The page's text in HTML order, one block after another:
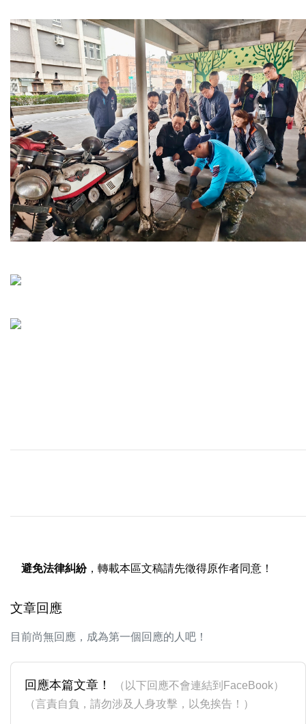
避免法律糾紛，轉載本區文稿請先徵得原作者同意！
文章回應
目前尚無回應，成為第一個回應的人吧！
回應本篇文章！
（以下回應不會連結到FaceBook）
（言責自負，請勿涉及人身攻擊，以免挨告！）